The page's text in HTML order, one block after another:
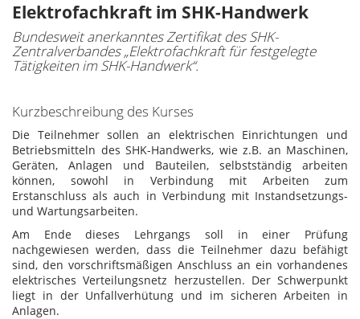
Elektrofachkraft im SHK-Handwerk
Bundesweit anerkanntes Zertifikat des SHK-
Zentralverbandes „Elektrofachkraft für festgelegte
Tätigkeiten im SHK-Handwerk“.
Kurzbeschreibung des Kurses
Die Teilnehmer sollen an elektrischen Einrichtungen und
Betriebsmitteln des SHK-Handwerks, wie z.B. an Maschinen,
Geräten, Anlagen und Bauteilen, selbstständig arbeiten
können, sowohl in Verbindung mit Arbeiten zum
Erstanschluss als auch in Verbindung mit Instandsetzungs-
und Wartungsarbeiten.
Am Ende dieses Lehrgangs soll in einer Prüfung
nachgewiesen werden, dass die Teilnehmer dazu befähigt
sind, den vorschriftsmäßigen Anschluss an ein vorhandenes
elektrisches Verteilungsnetz herzustellen. Der Schwerpunkt
liegt in der Unfallverhütung und im sicheren Arbeiten in
Anlagen.